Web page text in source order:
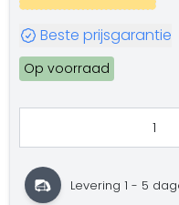
Beste prijsgarantie
Op voorraad
Levering 1 - 5